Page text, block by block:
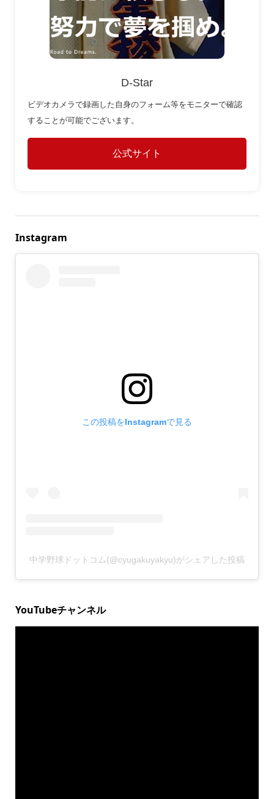
D-Star
ビデオカメラで録画した自身のフォーム等をモニターで確認
することが可能でございます。
公式サイト
Instagram
この投稿をInstagramで見る
中学野球ドットコム(@cyugakuyakyu)がシェアした投稿
YouTubeチャンネル